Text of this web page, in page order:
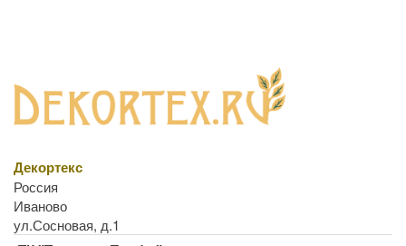
Декортекс
Россия
Иваново
ул.Сосновая, д.1